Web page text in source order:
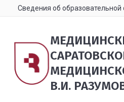
Сведения об образовательной
В.И.